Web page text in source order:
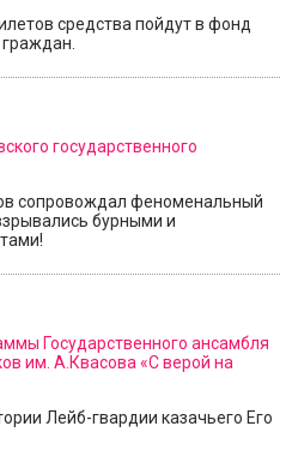
средства пойдут в фонд
государственного
сопровождал феноменальный
бурными и
Государственного ансамбля
им. А.Квасова «С верой на
Лейб-гвардии казачьего Его